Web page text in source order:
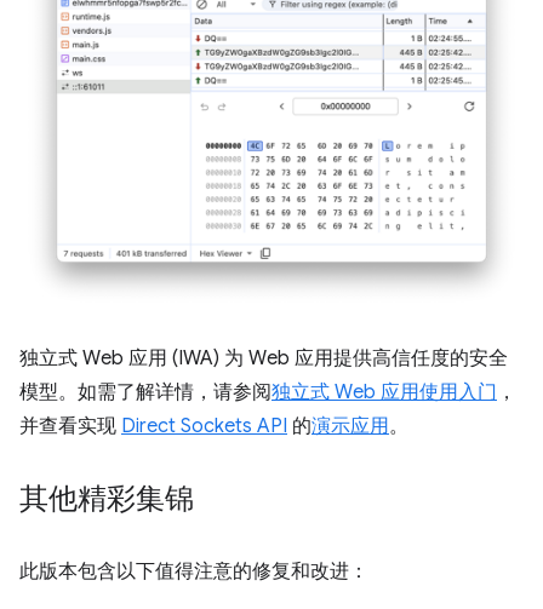
独立式 Web 应用 (IWA) 为 Web 应用提供高信任度的安全
模型。如需了解详情，请参阅独立式 Web 应用使用入门 ，
并查看实现 Direct Sockets API 的演示应用。
其他精彩集锦
此版本包含以下值得注意的修复和改进：